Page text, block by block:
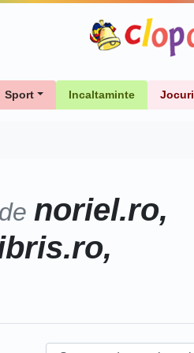
Sport Incaltaminte Jocuri
noriel.ro,